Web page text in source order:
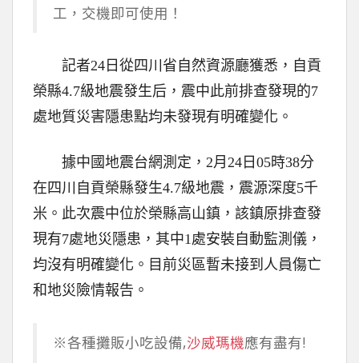
工，交機即可使用！
記者24日從四川省自然資源廳獲悉，自貢
榮縣4.7級地震發生后，震中此前排查發現的7
處地質災害隱患點均未發現有明確變化。
據中國地震台網測定，2月24日05時38分
在四川自貢榮縣發生4.7級地震，震源深度5千
米。此次震中位於榮縣高山鎮，該鎮原排查發
現有7處地災隱患，其中1處安裝自動監測儀，
均沒有明確變化。目前災區暫未接到人員傷亡
和地災險情報告。
※各種攤販小吃設備,沙威瑪機應有盡有!